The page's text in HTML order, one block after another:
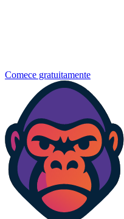
Comece gratuitamente